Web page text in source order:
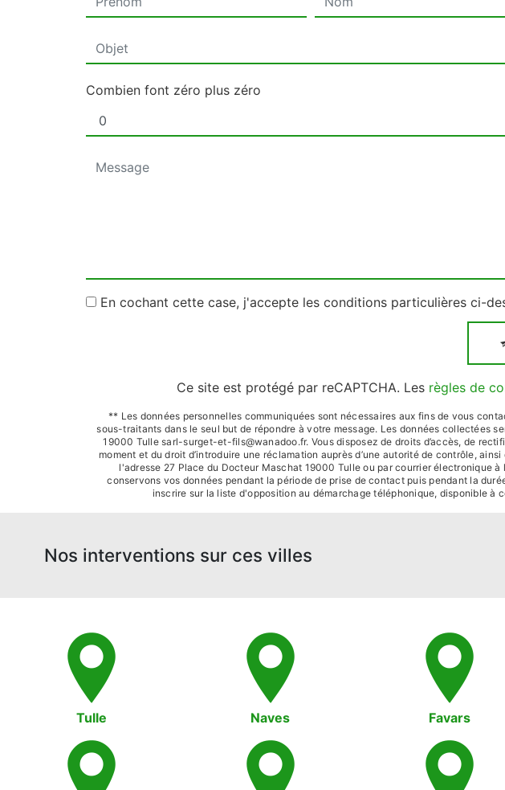
Combien font zéro plus zéro
En cochant cette case, j'accepte les conditions particulières ci-
Ce site est protégé par reCAPTCHA. Les règles de
** Les données personnelles communiquées sont nécessaires aux fins de vous
sous-traitants dans le seul but de répondre à votre message. Les données collectées
19000 Tulle sarl-surget-et-fils@wanadoo.fr. Vous disposez de droits d’accès, de
moment et du droit d’introduire une réclamation auprès d’une autorité de contrôle,
l'adresse 27 Place du Docteur Maschat 19000 Tulle ou par courrier électronique
conservons vos données pendant la période de prise de contact puis pendant la
inscrire sur la liste d'opposition au démarchage téléphonique, disponible à
Nos interventions sur ces villes
Tulle Naves Favars